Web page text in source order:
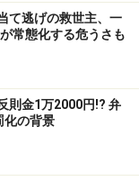
て逃げの救世主、一
常態化する危うさも
則金1万2000円!? 弁
化の背景